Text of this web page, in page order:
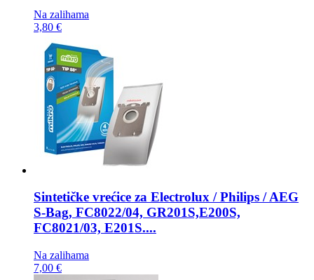
Na zalihama
3,80 €
Sintetičke vrećice za Electrolux / Philips / AEG
S-Bag, FC8022/04, GR201S,E200S,
FC8021/03, E201S....
Na zalihama
7,00 €